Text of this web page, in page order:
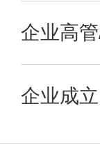
企业高
企业成